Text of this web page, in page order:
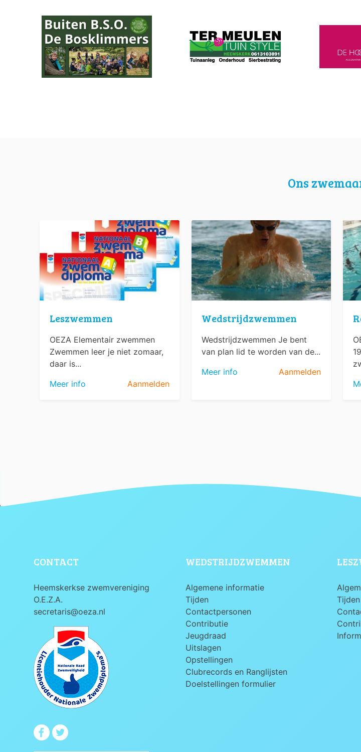
Ons
Leszwemmen
OEZA Elementair zwemmen
Zwemmen leer je niet zomaar,
daar is...
Meer info
Aanmelden
Wedstrijdzwemmen
Wedstrijdzwemmen Je bent
van plan lid te worden van de...
Meer info
Aanmelden
CONTACT
Heemskerkse zwemvereniging
O.E.Z.A.
secretaris@oeza.nl
WEDSTRIJDZWEMMEN
Algemene informatie
Tijden
Contactpersonen
Contributie
Jeugdraad
Uitslagen
Opstellingen
Clubrecords en Ranglijsten
Doelstellingen formulier
Tijden